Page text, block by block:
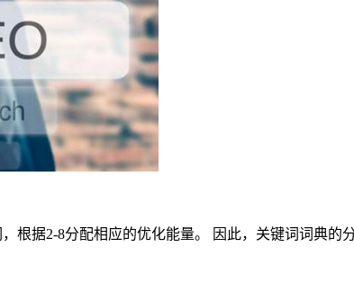
据2-8分配相应的优化能量。 因此，关键词词典的